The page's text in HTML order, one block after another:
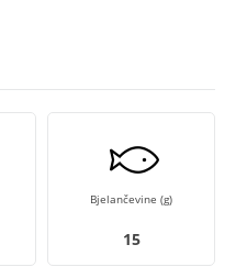
Bjelančevine (g)
15